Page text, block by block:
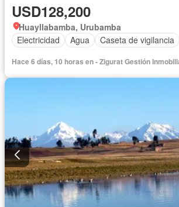
USD128,200
Huayllabamba, Urubamba
Electricidad
Agua Caseta de vigilancia
Hace 6 días, 10 horas en - Zigurat Gestión